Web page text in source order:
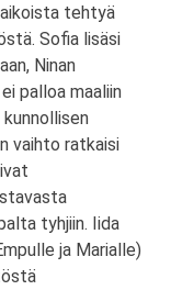
tehtyä
Sofia lisäsi
Ninan
palloa maaliin
vaihto ratkaisi
tyhjiin. Iida
ja Marialle)